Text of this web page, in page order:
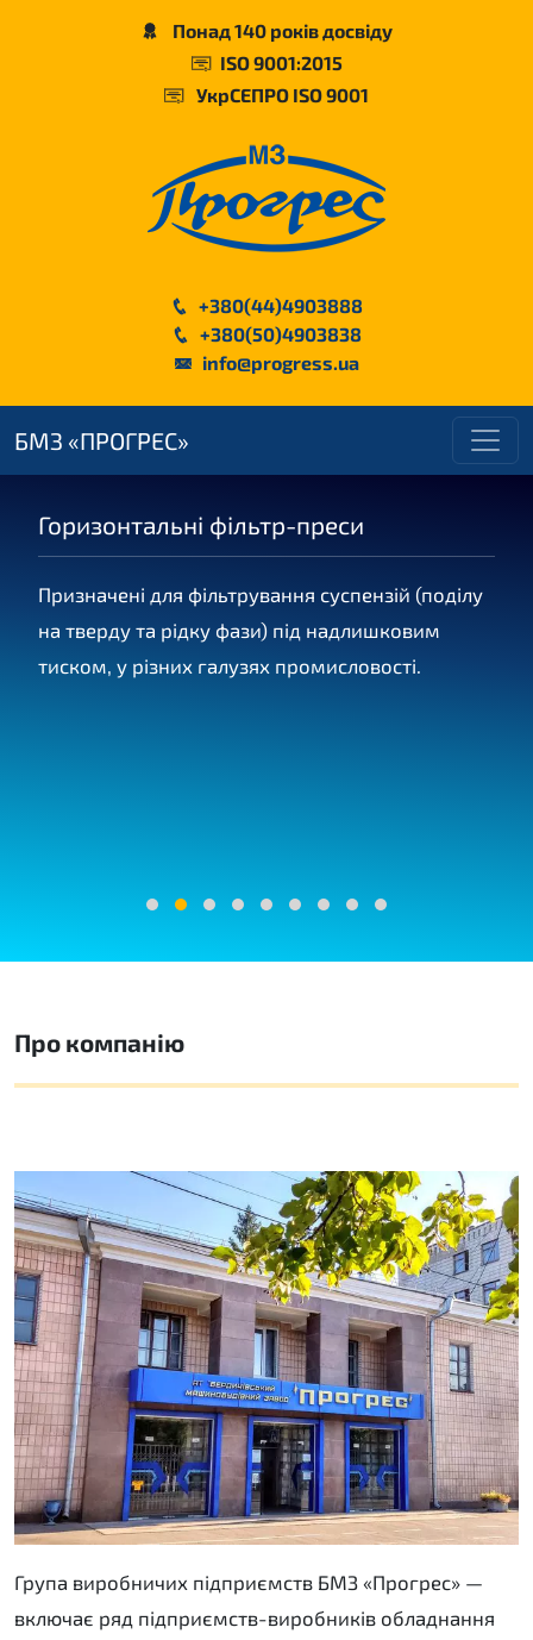
Понад 140 років досвіду
ISO 9001:2015
УкрСЕПРО ISO 9001
+380(44)4903888
+380(50)4903838
info@progress.ua
БМЗ «ПРОГРЕС»
Горизонтальні фільтр-преси
Призначені для фільтрування суспензій (поділу
на тверду та рідку фази) під надлишковим
тиском, у різних галузях промисловості.
Про компанію
Група виробничих підприємств БМЗ «Прогрес» —
включає ряд підприємств-виробників обладнання